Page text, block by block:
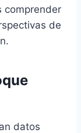
comprender
de
datos